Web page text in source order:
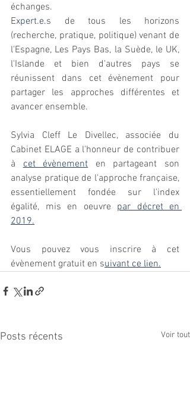
échanges.
Expert.e.s de tous les horizons
(recherche, pratique, politique) venant de
l'Espagne, Les Pays Bas, la Suède, le UK,
l'Islande et bien d'autres pays se
réunissent dans cet évènement pour
partager les approches différentes et
avancer ensemble.
Sylvia Cleff Le Divellec, associée du
Cabinet ELAGE a l'honneur de contribuer
à cet évènement en partageant son
analyse pratique de l'approche française,
essentiellement fondée sur l'index
égalité, mis en oeuvre par décret en
2019.
Vous pouvez vous inscrire à cet
évènement gratuit en suivant ce lien.
Posts récents Voir tout